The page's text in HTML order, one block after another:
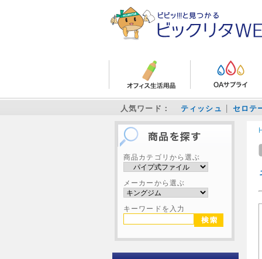
人気ワード： ティッシュ セロテ
商品カテゴリから選ぶ
メーカーから選ぶ
キーワードを入力